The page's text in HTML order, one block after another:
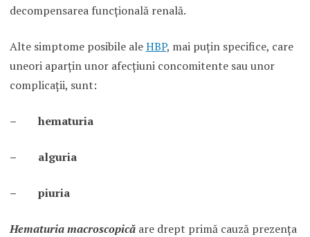
decompensarea funcţională renală.
Alte simptome posibile aleHBP, mai puţin specifice, care
uneori aparţin unor afecţiuni concomitente sau unor
complicaţii, sunt:
– hematuria
– alguria
– piuria
Hematuria macroscopicăare drept primă cauză prezenţa